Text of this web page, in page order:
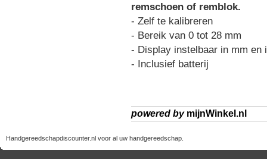
remschoen of remblok.
- Zelf te kalibreren
- Bereik van 0 tot 28 mm
- Display instelbaar in mm en
- Inclusief batterij
powered by mijnWinkel.nl
Handgereedschapdiscounter.nl voor al uw handgereedschap.